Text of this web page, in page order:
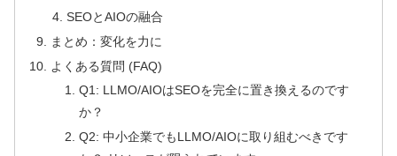
SEOとAIOの融合
まとめ：変化を力に
よくある質問 (FAQ)
Q1: LLMO/AIOはSEOを完全に置き換えるのです
か？
Q2: 中小企業でもLLMO/AIOに取り組むべきです